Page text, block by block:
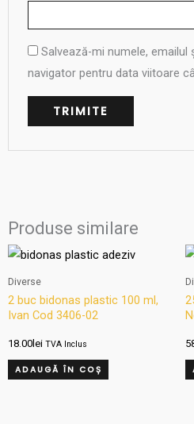
Salvează-mi numele,
navigator pentru data viitoare
Produse similare
Diverse
2 buc bidonas plastic 100 ml,
Ivan Cod 3406-02
18.00 lei TVA Inclus
ADAUGĂ ÎN COȘ